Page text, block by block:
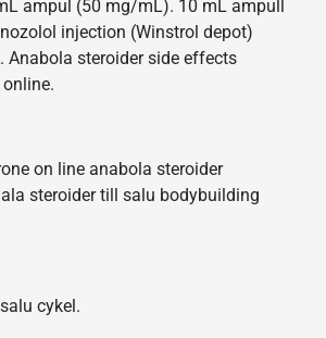
ampul (50 mg/mL). 10 mL ampull
injection (Winstrol depot)
Anabola steroider side effects
on line anabola steroider
steroider till salu bodybuilding
cykel.